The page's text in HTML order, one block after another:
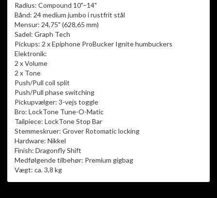
Radius: Compound 10"–14"
Bånd: 24 medium jumbo i rustfrit stål
Mensur: 24,75" (628,65 mm)
Sadel: Graph Tech
Pickups: 2 x Epiphone ProBucker Ignite humbuckers
Elektronik:
2 x Volume
2 x Tone
Push/Pull coil split
Push/Pull phase switching
Pickupvælger: 3-vejs toggle
Bro: LockTone Tune-O-Matic
Tailpiece: LockTone Stop Bar
Stemmeskruer: Grover Rotomatic locking
Hardware: Nikkel
Finish: Dragonfly Shift
Medfølgende tilbehør: Premium gigbag
Vægt: ca. 3,8 kg